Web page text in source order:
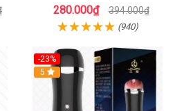
280.000₫ 394.000₫
(940)
-23%
5